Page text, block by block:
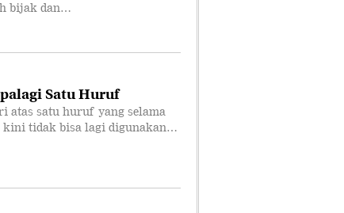
bijak dan…
Satu Huruf
atas satu huruf yang selama
tidak bisa lagi digunakan…